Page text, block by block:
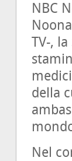
NBC
TV-,
della
Nel